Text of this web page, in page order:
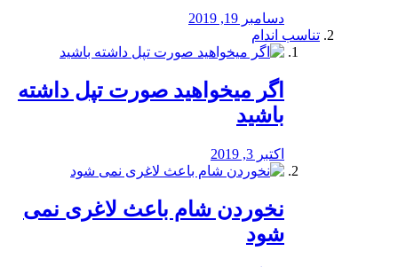
دسامبر 19, 2019
تناسب اندام
اگر میخواهید صورت تپل داشته
باشید
اکتبر 3, 2019
نخوردن شام باعث لاغری نمی
‌شود